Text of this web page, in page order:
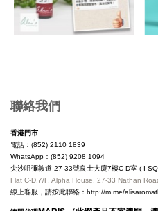
聯絡我們
香港門市
電話：(852) 2110 1839
WhatsApp：(852) 9208 1094
尖沙咀彌敦道 27-33號良士大廈7樓C-D室 ( I
Flat C-D,7/F, Alpha House, 27-33 Nathan
線上客服，請按此聯絡： http://m.me/